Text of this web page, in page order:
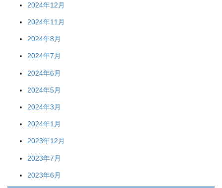
2024年12月
2024年11月
2024年8月
2024年7月
2024年6月
2024年5月
2024年3月
2024年1月
2023年12月
2023年7月
2023年6月